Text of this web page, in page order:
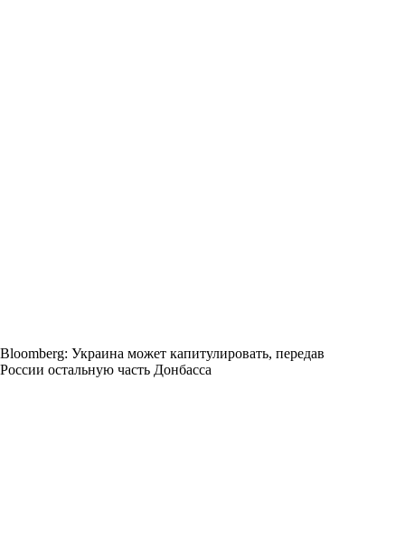
Bloomberg: Украина может капитулировать, передав
России остальную часть Донбасса